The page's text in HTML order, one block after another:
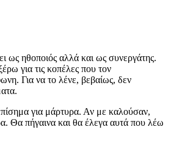
ως ηθοποιός αλλά και ως συνεργάτης.
για τις κοπέλες που τον
Για να το λένε, βεβαίως, δεν
για μάρτυρα. Αν με καλούσαν,
Θα πήγαινα και θα έλεγα αυτά που λέω